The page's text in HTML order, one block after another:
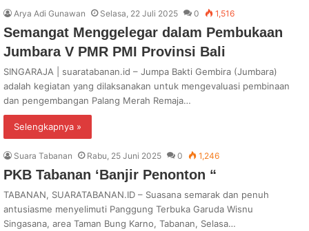
Arya Adi Gunawan Selasa, 22 Juli 2025 0 1,516
Semangat Menggelegar dalam Pembukaan
Jumbara V PMR PMI Provinsi Bali
SINGARAJA | suaratabanan.id – Jumpa Bakti Gembira (Jumbara)
adalah kegiatan yang dilaksanakan untuk mengevaluasi pembinaan
dan pengembangan Palang Merah Remaja…
Selengkapnya »
Suara Tabanan Rabu, 25 Juni 2025 0 1,246
PKB Tabanan ‘Banjir Penonton “
TABANAN, SUARATABANAN.ID – Suasana semarak dan penuh
antusiasme menyelimuti Panggung Terbuka Garuda Wisnu
Singasana, area Taman Bung Karno, Tabanan, Selasa…